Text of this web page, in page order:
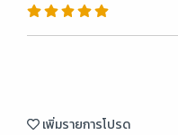
เพิ่มรายการโปรด